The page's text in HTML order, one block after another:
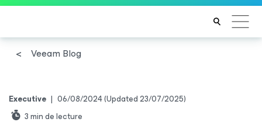
Veeam Blog
Executive | 06/08/2024(Updated 23/07/2025)
3min de lecture